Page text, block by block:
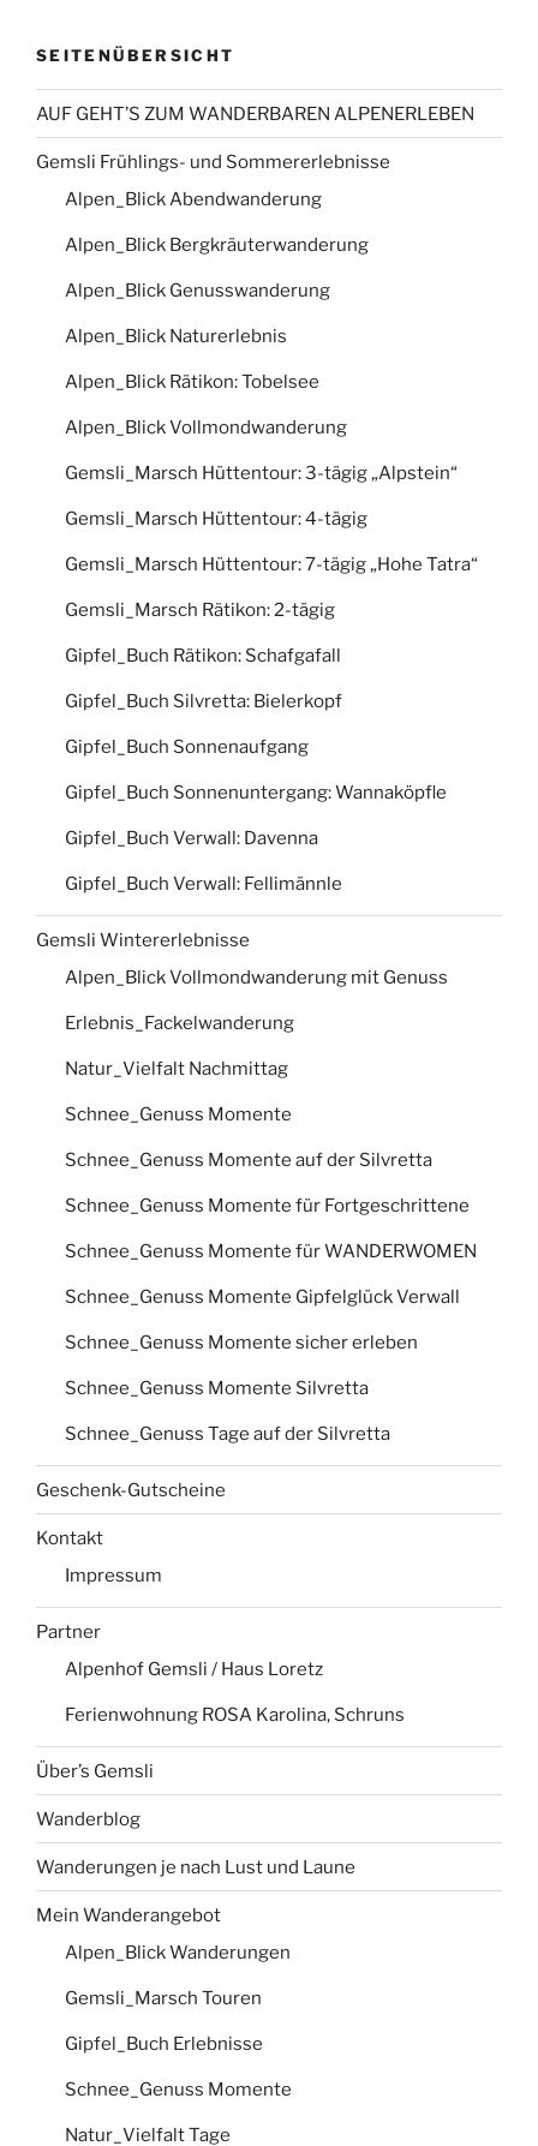
SEITENÜBERSICHT
AUF GEHT’S ZUM WANDERBAREN ALPENERLEBEN
Gemsli Frühlings- und Sommererlebnisse
Alpen_Blick Abendwanderung
Alpen_Blick Bergkräuterwanderung
Alpen_Blick Genusswanderung
Alpen_Blick Naturerlebnis
Alpen_Blick Rätikon: Tobelsee
Alpen_Blick Vollmondwanderung
Gemsli_Marsch Hüttentour: 3-tägig „Alpstein“
Gemsli_Marsch Hüttentour: 4-tägig
Gemsli_Marsch Hüttentour: 7-tägig „Hohe Tatra“
Gemsli_Marsch Rätikon: 2-tägig
Gipfel_Buch Rätikon: Schafgafall
Gipfel_Buch Silvretta: Bielerkopf
Gipfel_Buch Sonnenaufgang
Gipfel_Buch Sonnenuntergang: Wannaköpfle
Gipfel_Buch Verwall: Davenna
Gipfel_Buch Verwall: Fellimännle
Gemsli Wintererlebnisse
Alpen_Blick Vollmondwanderung mit Genuss
Erlebnis_Fackelwanderung
Natur_Vielfalt Nachmittag
Schnee_Genuss Momente
Schnee_Genuss Momente auf der Silvretta
Schnee_Genuss Momente für Fortgeschrittene
Schnee_Genuss Momente für WANDERWOMEN
Schnee_Genuss Momente Gipfelglück Verwall
Schnee_Genuss Momente sicher erleben
Schnee_Genuss Momente Silvretta
Schnee_Genuss Tage auf der Silvretta
Geschenk-Gutscheine
Kontakt
Impressum
Partner
Alpenhof Gemsli / Haus Loretz
Ferienwohnung ROSA Karolina, Schruns
Über’s Gemsli
Wanderblog
Wanderungen je nach Lust und Laune
Mein Wanderangebot
Alpen_Blick Wanderungen
Gemsli_Marsch Touren
Gipfel_Buch Erlebnisse
Schnee_Genuss Momente
Natur_Vielfalt Tage